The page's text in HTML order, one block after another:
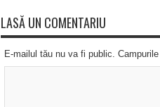
LASĂ UN COMENTARIU
E-mailul tău nu va fi public.